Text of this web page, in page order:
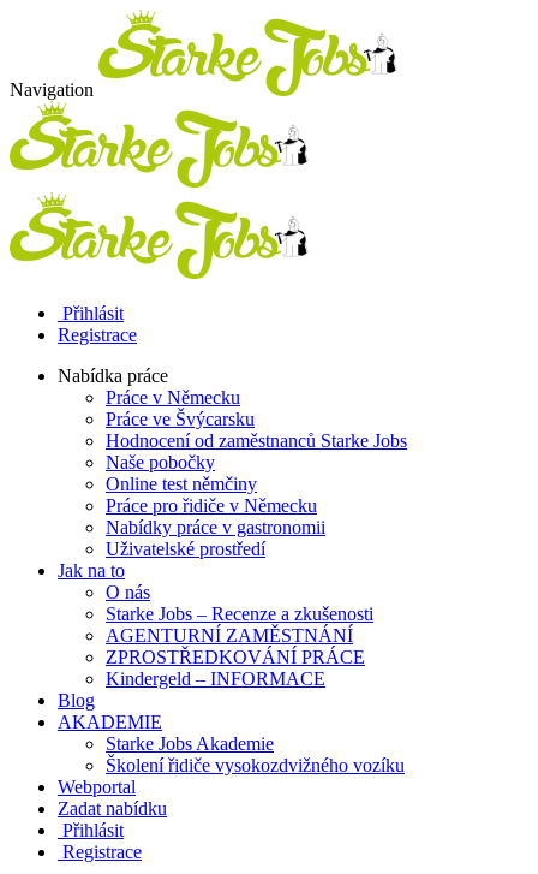
Navigation
Přihlásit
Registrace
Nabídka práce
Práce v Německu
Práce ve Švýcarsku
Hodnocení od zaměstnanců Starke Jobs
Naše pobočky
Online test němčiny
Práce pro řidiče v Německu
Nabídky práce v gastronomii
Uživatelské prostředí
Jak na to
O nás
Starke Jobs – Recenze a zkušenosti
AGENTURNÍ ZAMĚSTNÁNÍ
ZPROSTŘEDKOVÁNÍ PRÁCE
Kindergeld – INFORMACE
Blog
AKADEMIE
Starke Jobs Akademie
Školení řidiče vysokozdvižného vozíku
Webportal
Zadat nabídku
Přihlásit
Registrace